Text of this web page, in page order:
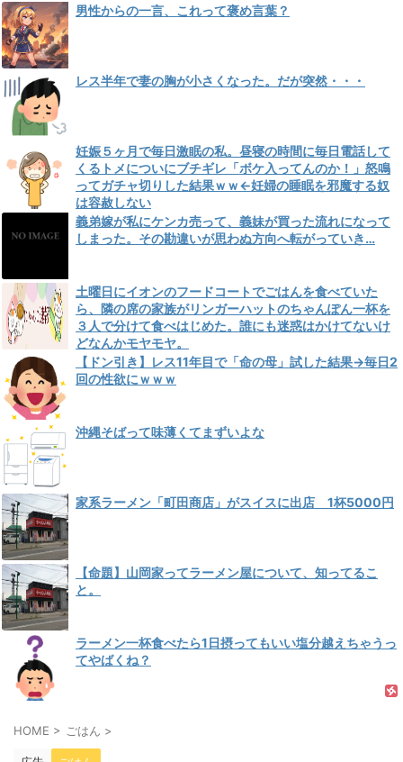
男性からの一言、これって褒め言葉？
レス半年で妻の胸が小さくなった。だが突然・・・
妊娠５ヶ月で毎日激眠の私。昼寝の時間に毎日電話して
くるトメについにブチギレ「ボケ入ってんのか！」怒鳴
ってガチャ切りした結果ｗｗ←妊婦の睡眠を邪魔する奴
は容赦しない
義弟嫁が私にケンカ売って、義妹が買った流れになって
しまった。その勘違いが思わぬ方向へ転がっていき…
土曜日にイオンのフードコートでごはんを食べていた
ら、隣の席の家族がリンガーハットのちゃんぽん一杯を
３人で分けて食べはじめた。誰にも迷惑はかけてないけ
どなんかモヤモヤ。
【ドン引き】レス11年目で「命の母」試した結果→毎日2
回の性欲にｗｗｗ
沖縄そばって味薄くてまずいよな
家系ラーメン「町田商店」がスイスに出店 1杯5000円
【命題】山岡家ってラーメン屋について、知ってるこ
と。
ラーメン一杯食べたら1日摂ってもいい塩分越えちゃうっ
てやばくね？
HOME > ごはん >